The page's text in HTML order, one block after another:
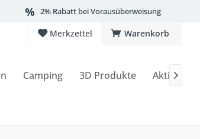
2% Rabatt bei Vorausüberweisung
Warenkorb
Merkzettel
Camping 3D Produkte Aktionen
